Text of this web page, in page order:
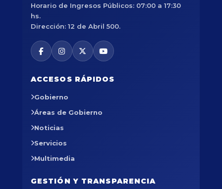
Horario de Ingresos Públicos: 07:00 a 17:30
hs.
Dirección: 12 de Abril 500.
ACCESOS RÁPIDOS
Gobierno
Áreas de Gobierno
Noticias
Servicios
Multimedia
GESTIÓN Y TRANSPARENCIA